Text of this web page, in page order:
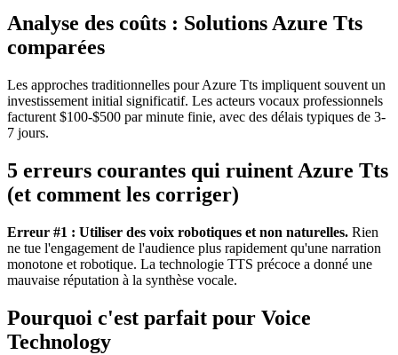
Analyse des coûts : Solutions Azure Tts
comparées
Les approches traditionnelles pour Azure Tts impliquent souvent un
investissement initial significatif. Les acteurs vocaux professionnels
facturent $100-$500 par minute finie, avec des délais typiques de 3-
7 jours.
5 erreurs courantes qui ruinent Azure Tts
(et comment les corriger)
Erreur #1 : Utiliser des voix robotiques et non naturelles. Rien
ne tue l'engagement de l'audience plus rapidement qu'une narration
monotone et robotique. La technologie TTS précoce a donné une
mauvaise réputation à la synthèse vocale.
Pourquoi c'est parfait pour Voice
Technology